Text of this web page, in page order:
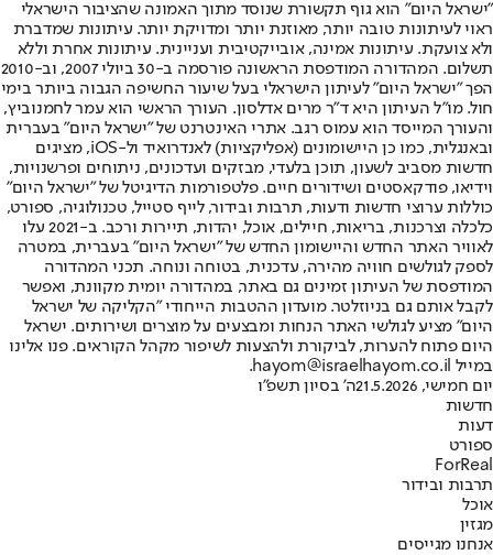
"ישראל היום" הוא גוף תקשורת שנוסד מתוך האמונה שהציבור הישראלי
ראוי לעיתונות טובה יותר, מאוזנת יותר ומדויקת יותר. עיתונות שמדברת
ולא צועקת. עיתונות אמינה, אובייקטיבית ועניינית. עיתונות אחרת וללא
תשלום. המהדורה המודפסת הראשונה פורסמה ב-30 ביולי 2007, וב-2010
הפך "ישראל היום" לעיתון הישראלי בעל שיעור החשיפה הגבוה ביותר בימי
חול. מו"ל העיתון היא ד"ר מרים אדלסון. העורך הראשי הוא עמר לחמנוביץ,
והעורך המייסד הוא עמוס רגב. אתרי האינטרנט של "ישראל היום" בעברית
ובאנגלית, כמו כן היישומונים (אפליקציות) לאנדרואיד ול-iOS, מציגים
חדשות מסביב לשעון, תוכן בלעדי, מבזקים ועדכונים, ניתוחים ופרשנויות,
וידיאו, פודקאסטים ושידורים חיים. פלטפורמות הדיגיטל של "ישראל היום"
כוללות ערוצי חדשות ודעות, תרבות ובידור, לייף סטייל, טכנולוגיה, ספורט,
כלכלה וצרכנות, בריאות, חיילים, אוכל, יהדות, תיירות ורכב. ב-2021 עלו
לאוויר האתר החדש והיישומון החדש של "ישראל היום" בעברית, במטרה
לספק לגולשים חוויה מהירה, עדכנית, בטוחה ונוחה. תכני המהדורה
המודפסת של העיתון זמינים גם באתר, במהדורה יומית מקוונת, ואפשר
לקבל אותם גם בניוזלטר. מועדון ההטבות הייחודי "הקליקה של ישראל
היום" מציע לגולשי האתר הנחות ומבצעים על מוצרים ושירותים. ישראל
היום פתוח להערות, לביקורת ולהצעות לשיפור מקהל הקוראים. פנו אלינו
במייל hayom@israelhayom.co.il.
יום חמישי, 21.5.2026
ה' בסיון תשפ"ו
חדשות
דעות
ספורט
ForReal
תרבות ובידור
אוכל
מגזין
אנחנו מגייסים